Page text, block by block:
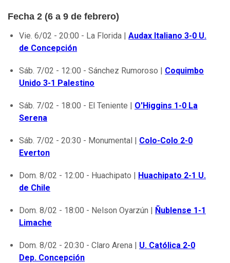
Fecha 2 (6 a 9 de febrero)
Vie. 6/02 - 20:00 - La Florida | Audax Italiano 3-0 U.
de Concepción
Sáb. 7/02 - 12:00 - Sánchez Rumoroso | Coquimbo
Unido 3-1 Palestino
Sáb. 7/02 - 18:00 - El Teniente | O'Higgins 1-0 La
Serena
Sáb. 7/02 - 20:30 - Monumental | Colo-Colo 2-0
Everton
Dom. 8/02 - 12:00 - Huachipato | Huachipato 2-1 U.
de Chile
Dom. 8/02 - 18:00 - Nelson Oyarzún | Ñublense 1-1
Limache
Dom. 8/02 - 20:30 - Claro Arena | U. Católica 2-0
Dep. Concepción